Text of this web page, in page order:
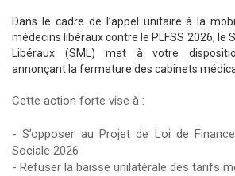
Dans le cadre de l’appel unitaire à la
médecins libéraux contre le PLFSS 2026, le
Libéraux (SML) met à votre
annonçant la fermeture des cabinets
Cette action forte vise à :
- S’opposer au Projet de Loi de
Sociale 2026
- Refuser la baisse unilatérale des tarifs